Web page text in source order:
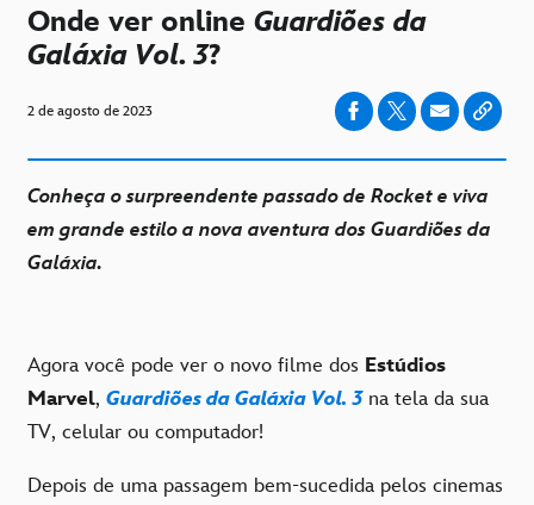
Onde ver online Guardiões da
Galáxia Vol. 3?
2 de agosto de 2023
Conheça o surpreendente passado de Rocket e viva
em grande estilo a nova aventura dos Guardiões da
Galáxia.
Agora você pode ver o novo filme dos Estúdios
Marvel, Guardiões da Galáxia Vol. 3na tela da sua
TV, celular ou computador!
Depois de uma passagem bem-sucedida pelos cinemas